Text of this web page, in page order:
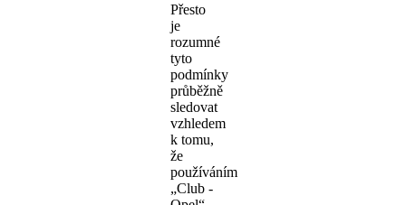
Přesto
je
rozumné
tyto
podmínky
průběžně
sledovat
vzhledem
k tomu,
že
používáním
„Club -